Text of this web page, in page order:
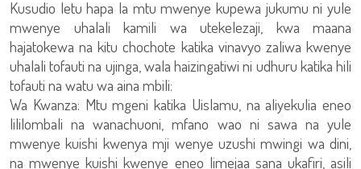
Kusudio letu hapa la mtu mwenye kupewa jukumu ni yule
mwenye uhalali kamili wa utekelezaji, kwa maana
hajatokewa na kitu chochote katika vinavyo zaliwa kwenye
uhalali tofauti na ujinga, wala haizingatiwi ni udhuru katika hili
tofauti na watu wa aina mbili:
Wa Kwanza: Mtu mgeni katika Uislamu, na aliyekulia eneo
lililombali na wanachuoni, mfano wao ni sawa na yule
mwenye kuishi kwenya mji wenye uzushi mwingi wa dini,
na mwenye kuishi kwenye eneo limejaa sana ukafiri, asili